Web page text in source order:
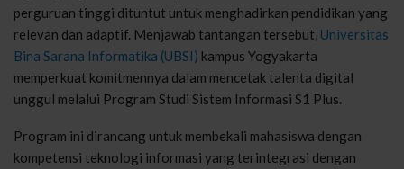
perguruan tinggi dituntut untuk menghadirkan pendidikan yang
relevan dan adaptif. Menjawab tantangan tersebut, Universitas
Bina Sarana Informatika (UBSI) kampus Yogyakarta
memperkuat komitmennya dalam mencetak talenta digital
unggul melalui Program Studi Sistem Informasi S1 Plus.
Program ini dirancang untuk membekali mahasiswa dengan
kompetensi teknologi informasi yang terintegrasi dengan